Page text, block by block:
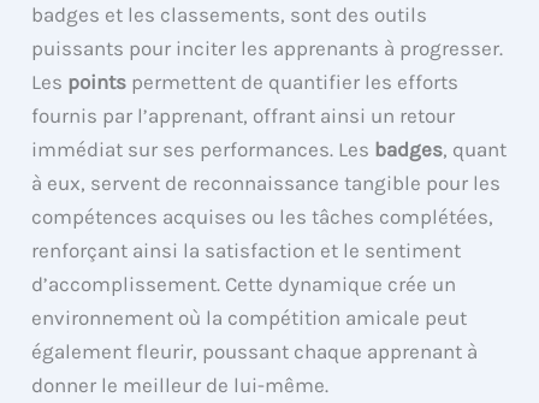
badges et les classements, sont des outils
puissants pour inciter les apprenants à progresser.
Les points permettent de quantifier les efforts
fournis par l’apprenant, offrant ainsi un retour
immédiat sur ses performances. Les badges, quant
à eux, servent de reconnaissance tangible pour les
compétences acquises ou les tâches complétées,
renforçant ainsi la satisfaction et le sentiment
d’accomplissement. Cette dynamique crée un
environnement où la compétition amicale peut
également fleurir, poussant chaque apprenant à
donner le meilleur de lui-même.